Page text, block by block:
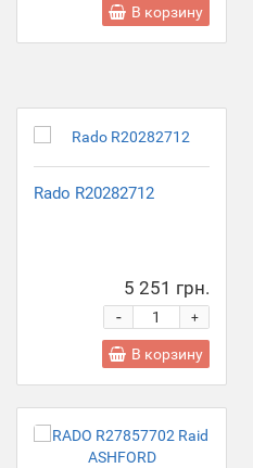
В корзину
Rado R20282712
5 251 грн.
+
-
В корзину